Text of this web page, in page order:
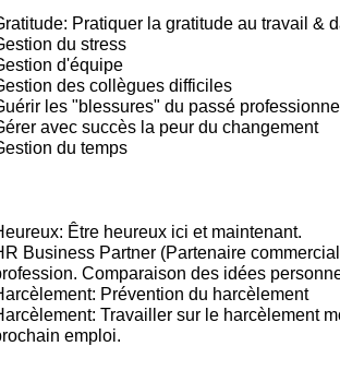
Pratiquer la gratitude au travail &
du stress
d'équipe
des collègues difficiles
les "blessures" du passé professionnel
avec succès la peur du changement
du temps
Être heureux ici et maintenant.
Business Partner (Partenaire
Comparaison des idées
Prévention du harcèlement
Travailler sur le harcèlement
emploi.